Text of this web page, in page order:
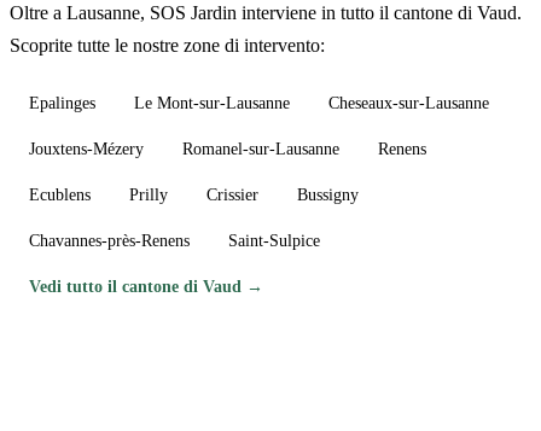
Oltre a Lausanne, SOS Jardin interviene in tutto il cantone di Vaud.
Scoprite tutte le nostre zone di intervento:
Epalinges Le Mont-sur-Lausanne Cheseaux-sur-Lausanne
Jouxtens-Mézery Romanel-sur-Lausanne Renens
Ecublens Prilly Crissier Bussigny
Chavannes-près-Renens Saint-Sulpice
Vedi tutto il cantone di Vaud →